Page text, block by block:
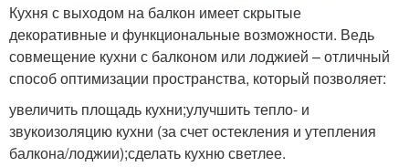
Кухня с выходом на балкон имеет скрытые
декоративные и функциональные возможности. Ведь
совмещение кухни с балконом или лоджией – отличный
способ оптимизации пространства, который позволяет:
увеличить площадь кухни;улучшить тепло- и
звукоизоляцию кухни (за счет остекления и утепления
балкона/лоджии);сделать кухню светлее.